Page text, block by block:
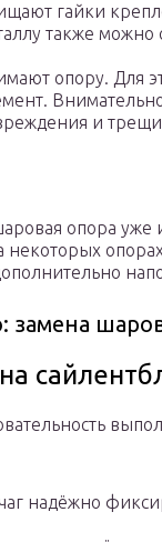
гайки
также можно
опору. Для
и
опора уже
некоторых
замена
надёжно